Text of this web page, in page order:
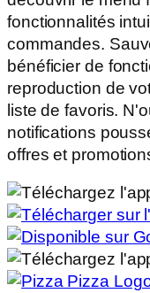
fonctionnalités
commandes.
bénéficier de
reproduction de
liste de favoris.
notifications
offres et